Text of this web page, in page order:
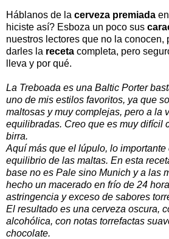
Háblanos de la cerveza premiada
hiciste así? Esboza un poco sus
nuestros lectores que no la conocen,
darles la receta completa, pero
lleva y por qué.
La Treboada es una Baltic Porter
uno de mis estilos favoritos, ya que
maltosas y muy complejas, pero a la
equilibradas. Creo que es muy difícil
birra.
Aquí más que el lúpulo, lo
equilibrio de las maltas. En esta
base no es Pale sino Munich y a las
hecho un macerado en frío de 24
astringencia y exceso de sabores
El resultado es una cerveza oscura,
alcohólica, con notas torrefactas
chocolate.